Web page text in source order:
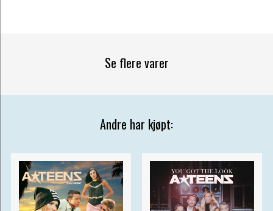
Se flere varer
Andre har kjøpt: